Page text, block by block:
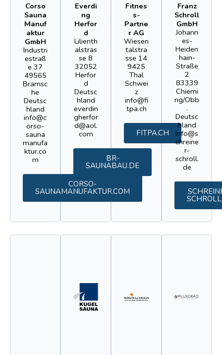
Corso
Sauna
Manuf
aktur
GmbH
Industri
estraß
e 37
49565
Bramsc
he
Deutsc
hland
info@c
orso-
sauna
manufa
ktur.co
m
CORSO-
SAUNAMANUFAKTUR.COM
Everdi
ng
Herfor
d
Lilienth
alstras
se 8
32052
Herfor
d
Deutsc
hland
everdin
gherfor
d@aol.
com
BR-
SAUNABAU.DE
Fitnes
s-
Partne
r AG
Wiesen
talstra
sse 14
9425
Thal
Schwei
z
info@fi
tpa.ch
FITPA.CH
Franz
Schroll
GmbH
Johann
es-
Heiden
hain-
Straße
2
83339
Chiemi
ng/Obb
.
Deutsc
hland
info@s
chreine
r-
schroll.
de